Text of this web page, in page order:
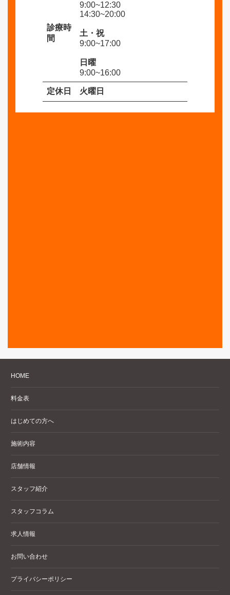
診療時
間
9:00~12:30
14:30~20:00
土・祝
9:00~17:00
日曜
9:00~16:00
定休日 火曜日
HOME
料金表
はじめての方へ
施術内容
店舗情報
スタッフ紹介
スタッフコラム
求人情報
お問い合わせ
プライバシーポリシー